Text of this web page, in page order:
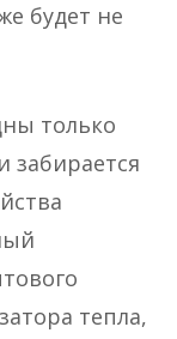
будет не
только
забирается
тепла,